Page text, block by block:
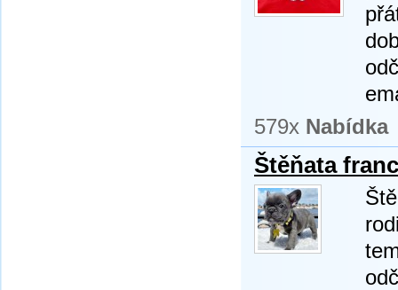
579x Nabídka
Štěňata